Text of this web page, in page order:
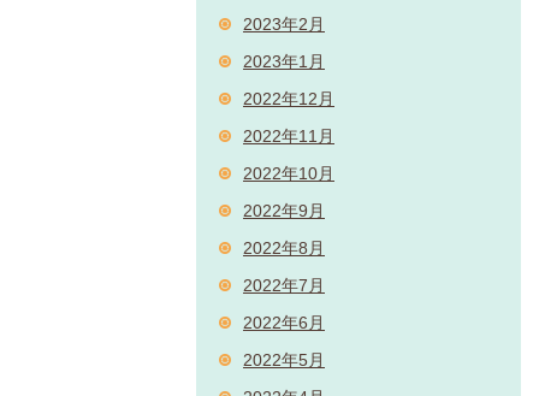
2023年2月
2023年1月
2022年12月
2022年11月
2022年10月
2022年9月
2022年8月
2022年7月
2022年6月
2022年5月